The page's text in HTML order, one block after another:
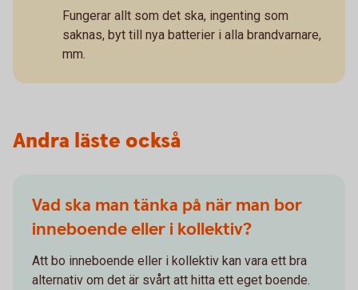
Fungerar allt som det ska, ingenting som
saknas, byt till nya batterier i alla brandvarnare,
mm.
Andra läste också
Vad ska man tänka på när man bor
inneboende eller i kollektiv?
Att bo inneboende eller i kollektiv kan vara ett bra
alternativ om det är svårt att hitta ett eget boende.